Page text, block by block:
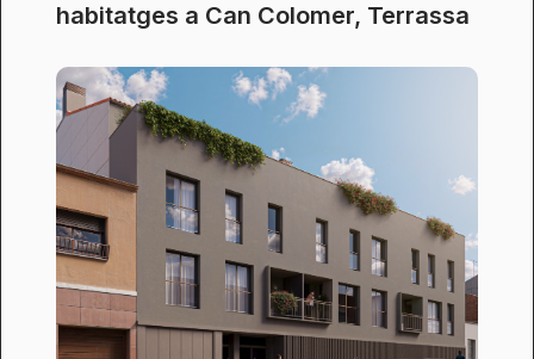
habitatges a Can Colomer, Terrassa